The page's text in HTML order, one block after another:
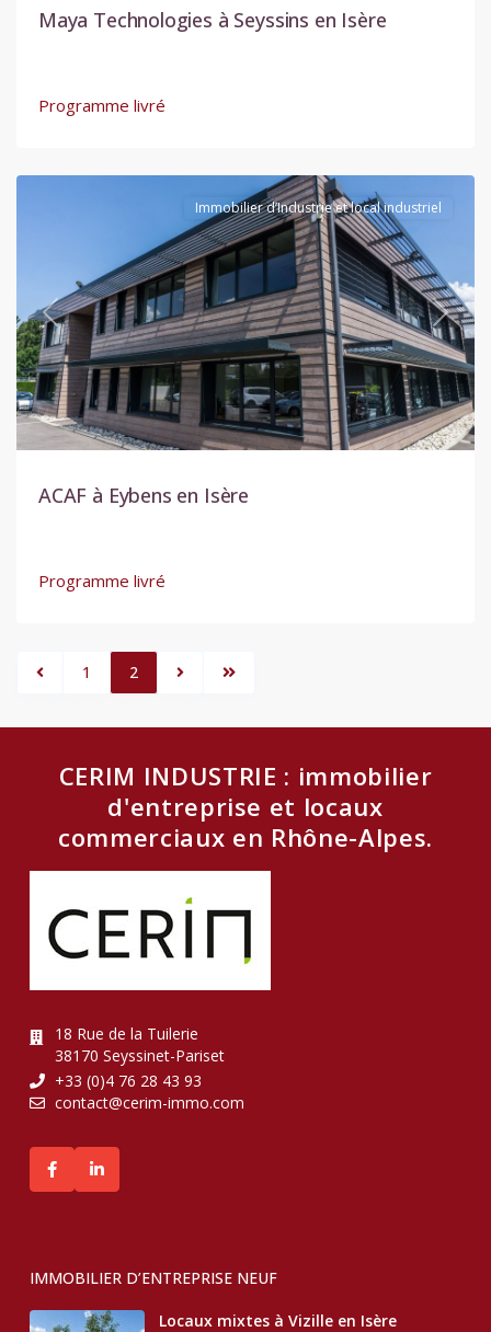
Maya Technologies à Seyssins en Isère
Programme livré
Previous Next
Immobilier d’Industrie et local industriel
ACAF à Eybens en Isère
Programme livré
1 2
CERIM INDUSTRIE : immobilier
d'entreprise et locaux
commerciaux en Rhône-Alpes.
18 Rue de la Tuilerie
38170 Seyssinet-Pariset
+33 (0)4 76 28 43 93
contact@cerim-immo.com
IMMOBILIER D’ENTREPRISE NEUF
Locaux mixtes à Vizille en Isère